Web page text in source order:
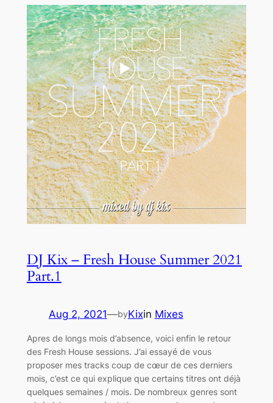
DJ Kix – Fresh House Summer 2021
Part.1
Aug 2, 2021—byKixin Mixes
Apres de longs mois d’absence, voici enfin le retour
des Fresh House sessions. J’ai essayé de vous
proposer mes tracks coup de cœur de ces derniers
mois, c’est ce qui explique que certains titres ont déjà
quelques semaines / mois. De nombreux genres sont